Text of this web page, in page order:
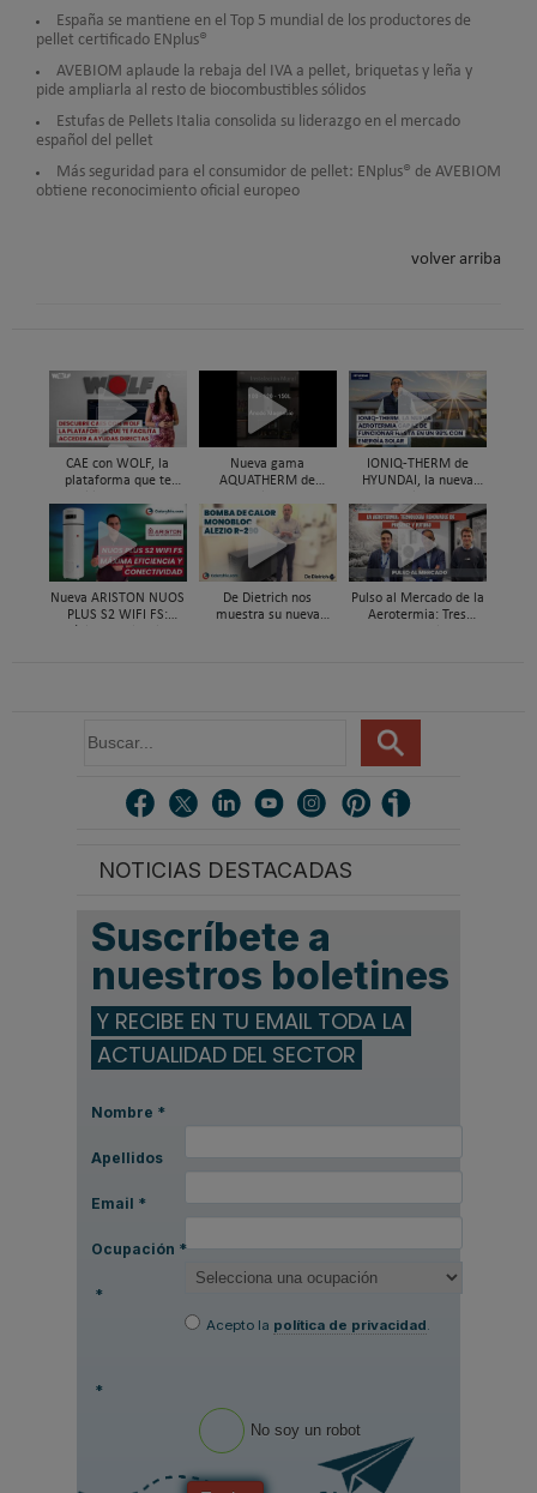
España se mantiene en el Top 5 mundial de los productores de
pellet certificado ENplus®
AVEBIOM aplaude la rebaja del IVA a pellet, briquetas y leña y
pide ampliarla al resto de biocombustibles sólidos
Estufas de Pellets Italia consolida su liderazgo en el mercado
español del pellet
Más seguridad para el consumidor de pellet: ENplus® de AVEBIOM
obtiene reconocimiento oficial europeo
volver arriba
CAE con WOLF, la
plataforma que te
ayudas directas por
instalar aerotermia
Nueva gama
AQUATHERM de
aerotermia para ACS
IONIQ-THERM de
HYUNDAI, la nueva
funcionar hasta en un
98% con energía solar
Nueva ARISTON NUOS
PLUS S2 WIFI FS:
De Dietrich nos
muestra su nueva
Pulso al Mercado de la
Aerotermia: Tres
u
NOTICIAS DESTACADAS
Suscríbete a
nuestros boletines
Y RECIBE EN TU EMAIL TODA LA
ACTUALIDAD DEL SECTOR
Nombre *
Apellidos
Email *
Ocupación *
*
Acepto la política de privacidad.
*
No soy un robot